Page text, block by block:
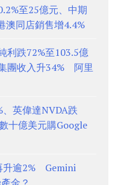
至25億元、中期
同店銷售增4.4%
利跌72%至103.5億
團收入升34% 阿里
英偉達NVDA跌
十億美元購Google
升逾2% Gemini